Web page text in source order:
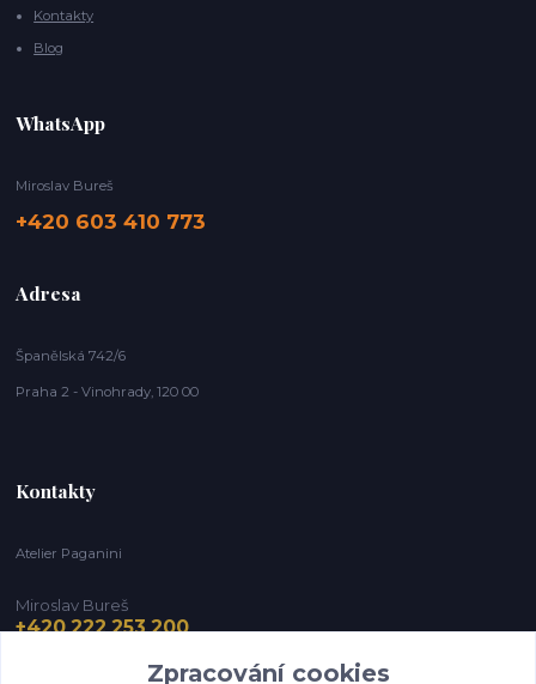
Kontakty
Blog
WhatsApp
Miroslav Bureš
+420 603 410 773
Adresa
Španělská 742/6
Praha 2 - Vinohrady, 120 00
Kontakty
Atelier Paganini
Miroslav Bureš
+420 222 253 200
Zpracování cookies